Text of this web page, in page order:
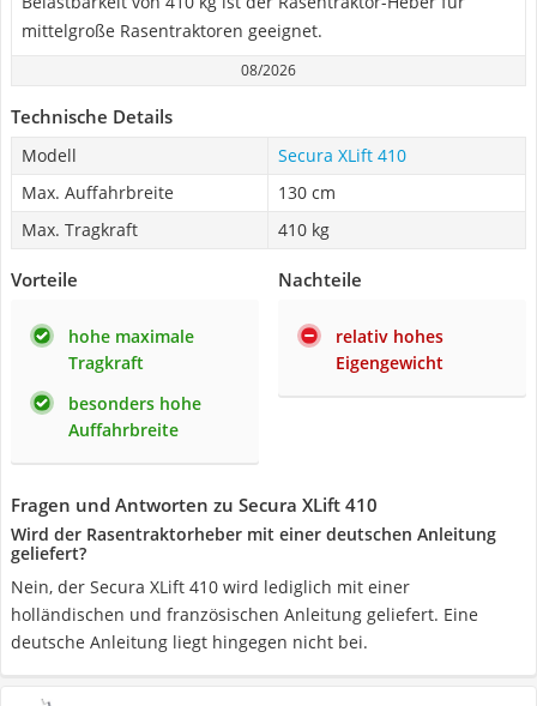
mittelgroße Rasentraktoren geeignet.
08/2026
Technische Details
Modell
Secura XLift 410
Max. Auffahrbreite
130 cm
Max. Tragkraft
410 kg
Vorteile
hohe maximale
Tragkraft
besonders hohe
Auffahrbreite
Nachteile
relativ hohes
Eigengewicht
Fragen und Antworten zu Secura XLift 410
Wird der Rasentraktorheber mit einer deutschen Anleitung
geliefert?
Nein, der Secura XLift 410 wird lediglich mit einer
holländischen und französischen Anleitung geliefert. Eine
deutsche Anleitung liegt hingegen nicht bei.